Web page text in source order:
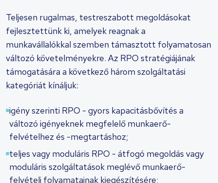
Teljesen rugalmas, testreszabott megoldásokat
fejlesztettünk ki, amelyek reagnak a
munkavállalókkal szemben támasztott folyamatosan
változó követelményekre. Az RPO stratégiájának
támogatására a következő három szolgáltatási
kategóriát kínáljuk:
igény szerinti RPO - gyors kapacitásbővítés a
változó igényeknek megfelelő munkaerő-
felvételhez és -megtartáshoz;
teljes vagy moduláris RPO - átfogó megoldás vagy
moduláris szolgáltatások meglévő munkaerő-
felvételi folyamatainak kiegészítésére;